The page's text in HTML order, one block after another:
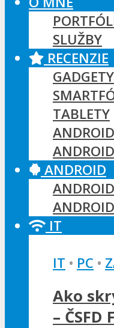
SLUŽBY
RECENZIE
TABLETY
ANDROID
IT
IT • PC •
Ako
– ČSFD